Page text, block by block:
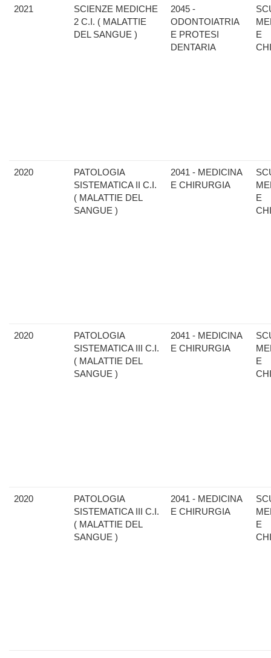
2021
SCIENZE MEDICHE
2 C.I. ( MALATTIE
DEL SANGUE )
2045 -
ODONTOIATRIA
E PROTESI
DENTARIA
E
2020
PATOLOGIA
SISTEMATICA II C.I.
( MALATTIE DEL
SANGUE )
2041 - MEDICINA
E CHIRURGIA
E
2020
PATOLOGIA
SISTEMATICA III C.I.
( MALATTIE DEL
SANGUE )
2041 - MEDICINA
E CHIRURGIA
E
2020
PATOLOGIA
SISTEMATICA III C.I.
( MALATTIE DEL
SANGUE )
2041 - MEDICINA
E CHIRURGIA
E